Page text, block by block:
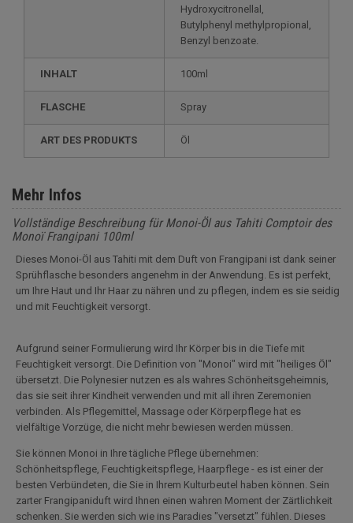
Hydroxycitronellal,
Butylphenyl methylpropional,
Benzyl benzoate.
INHALT 100ml
FLASCHE Spray
ART DES PRODUKTS Öl
Mehr Infos
Vollständige Beschreibung für Monoi-Öl aus Tahiti Comptoir des
Monoï Frangipani 100ml
Dieses Monoi-Öl aus Tahiti mit dem Duft von Frangipani ist dank seiner
Sprühflasche besonders angenehm in der Anwendung. Es ist perfekt,
um Ihre Haut und Ihr Haar zu nähren und zu pflegen, indem es sie seidig
und mit Feuchtigkeit versorgt.
Aufgrund seiner Formulierung wird Ihr Körper bis in die Tiefe mit
Feuchtigkeit versorgt. Die Definition von "Monoi" wird mit "heiliges Öl"
übersetzt. Die Polynesier nutzen es als wahres Schönheitsgeheimnis,
das sie seit ihrer Kindheit verwenden und mit all ihren Zeremonien
verbinden. Als Pflegemittel, Massage oder Körperpflege hat es
vielfältige Vorzüge, die nicht mehr bewiesen werden müssen.
Sie können Monoi in Ihre tägliche Pflege übernehmen:
Schönheitspflege, Feuchtigkeitspflege, Haarpflege - es ist einer der
besten Verbündeten, die Sie in Ihrem Kulturbeutel haben können. Sein
zarter Frangipaniduft wird Ihnen einen wahren Moment der Zärtlichkeit
schenken. Sie werden sich wie ins Paradies "versetzt" fühlen. Dieses